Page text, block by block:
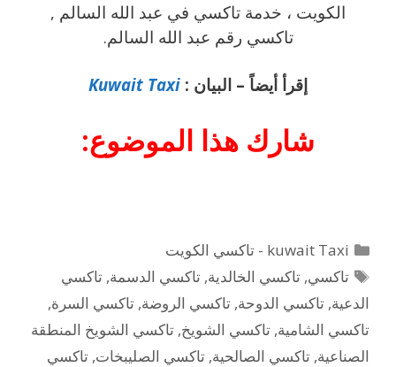
الكويت ، خدمة تاكسي في عبد الله السالم ,
تاكسي رقم عبد الله السالم.
إقرأ أيضاً – البيان : Kuwait Taxi
شارك هذا الموضوع:
التصنيفات
kuwait Taxi - تاكسي الكويت
الوسوم
تاكسي,تاكسي الخالدية,تاكسي الدسمة,تاكسي
الدعية, تاكسي الدوحة, تاكسي الروضة, تاكسي السرة,
تاكسي الشامية, تاكسي الشويخ, تاكسي الشويخ المنطقة
الصناعية, تاكسي الصالحية, تاكسي الصليبخات, تاكسي